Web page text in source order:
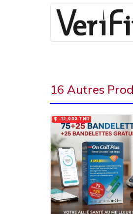
16 Autres
 -12,000 TND